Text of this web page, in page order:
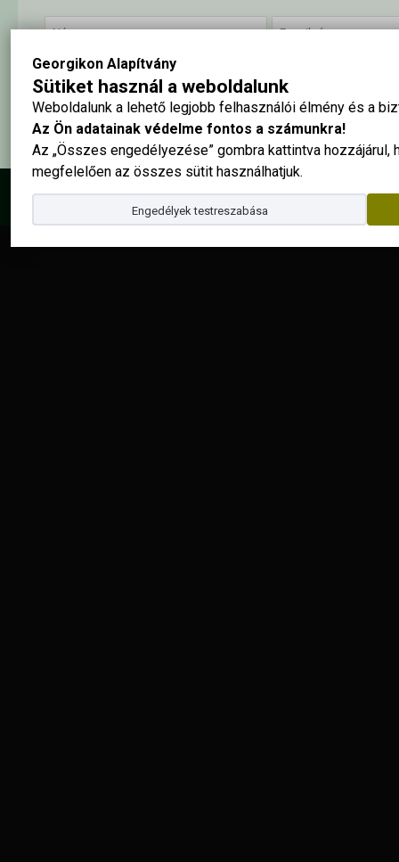
Georgikon Alapítvány
Sütiket használ a weboldalunk
Weboldalunk a lehető legjobb felhasználói élmény és a
Az Ön adatainak védelme fontos a számunkra!
Az „Összes engedélyezése” gombra kattintva hozzájárul,
megfelelően az összes sütit használhatjuk.
Engedélyek testreszabása
Elolvastam és elfogadom az
© 2025 - Georgikon Alapítvány |site by